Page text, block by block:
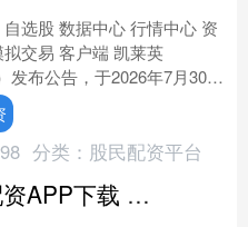
选股 数据中心 行情中心 资
交易 客户端 凯莱英
发布公告，于2026年7月30
决议（其中包括）建议采纳
分类： 股民配资平台
目前配资APP下载 水晶剑南春终端零售均价两连平 维持在402元/瓶